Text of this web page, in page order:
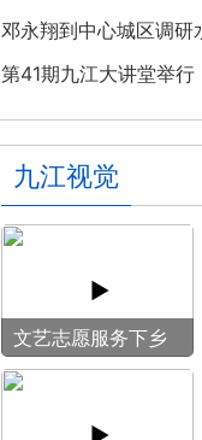
邓永翔到中心城区调研
作
第41期九江大讲堂举
勇出席
九江视觉
文艺志愿服务下乡
用镜头记录乡村笑